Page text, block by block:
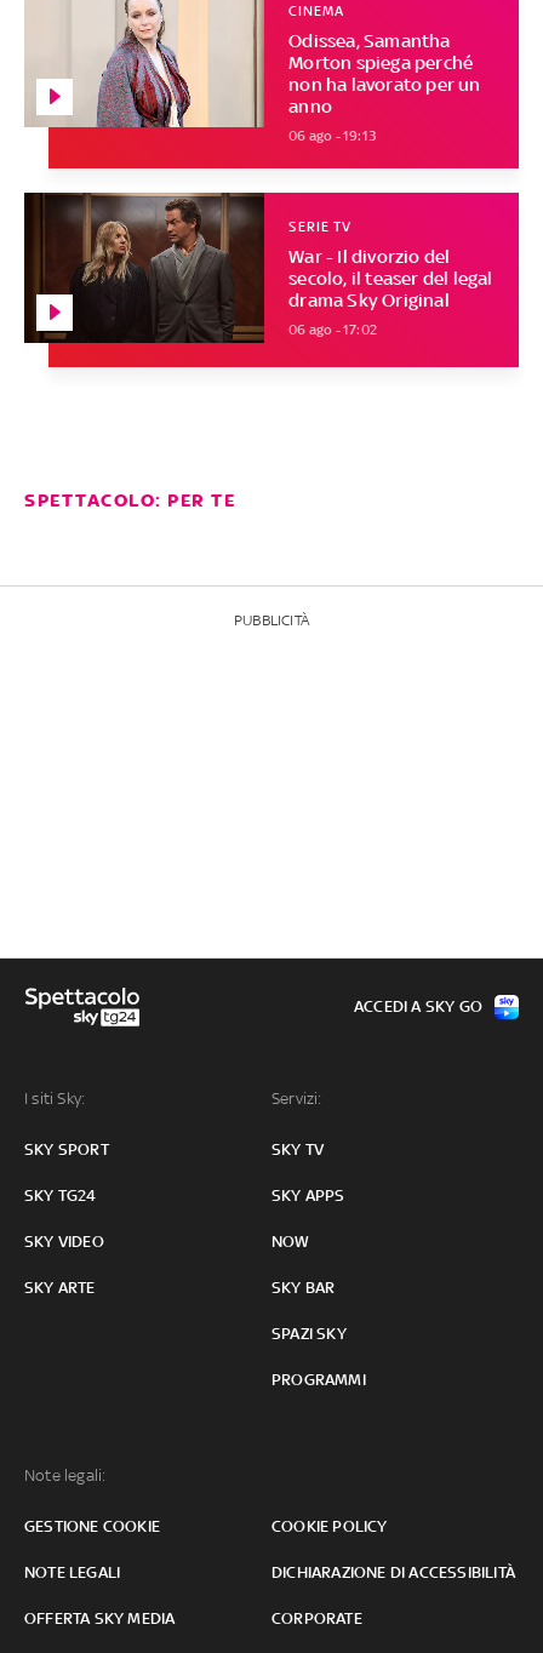
Odissea, Samantha
Morton spiega perché
non ha lavorato per un
anno
CINEMA
06 ago - 19:13
War - Il divorzio del
secolo, il teaser del legal
drama Sky Original
SERIE TV
06 ago - 17:02
SPETTACOLO: PER TE
PUBBLICITÀ
I siti Sky:
SKY SPORT
SKY TG24
SKY VIDEO
SKY ARTE
Servizi:
SKY TV
SKY APPS
NOW
SKY BAR
SPAZI SKY
PROGRAMMI
Note legali:
GESTIONE COOKIE COOKIE POLICY
NOTE LEGALI DICHIARAZIONE DI ACCESSIBILITÀ
OFFERTA SKY MEDIA CORPORATE
ACCEDI A SKY GO